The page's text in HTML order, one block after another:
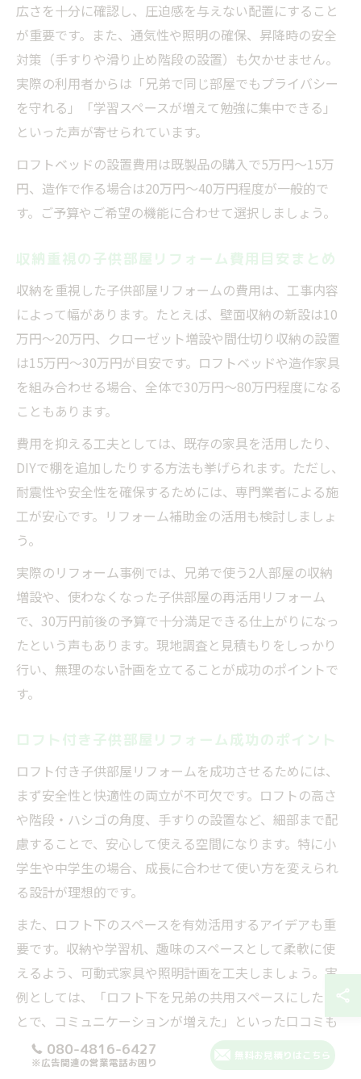
広さを十分に確認し、圧迫感を与えない配置にすること
が重要です。また、通気性や照明の確保、昇降時の安全
対策（手すりや滑り止め階段の設置）も欠かせません。
実際の利用者からは「兄弟で同じ部屋でもプライバシー
を守れる」「学習スペースが増えて勉強に集中できる」
といった声が寄せられています。
ロフトベッドの設置費用は既製品の購入で5万円～15万
円、造作で作る場合は20万円～40万円程度が一般的で
す。ご予算やご希望の機能に合わせて選択しましょう。
収納重視の子供部屋リフォーム費用目安まとめ
収納を重視した子供部屋リフォームの費用は、工事内容
によって幅があります。たとえば、壁面収納の新設は10
万円～20万円、クローゼット増設や間仕切り収納の設置
は15万円～30万円が目安です。ロフトベッドや造作家具
を組み合わせる場合、全体で30万円～80万円程度になる
こともあります。
費用を抑える工夫としては、既存の家具を活用したり、
DIYで棚を追加したりする方法も挙げられます。ただし、
耐震性や安全性を確保するためには、専門業者による施
工が安心です。リフォーム補助金の活用も検討しましょ
う。
実際のリフォーム事例では、兄弟で使う2人部屋の収納
増設や、使わなくなった子供部屋の再活用リフォーム
で、30万円前後の予算で十分満足できる仕上がりになっ
たという声もあります。現地調査と見積もりをしっかり
行い、無理のない計画を立てることが成功のポイントで
す。
ロフト付き子供部屋リフォーム成功のポイント
ロフト付き子供部屋リフォームを成功させるためには、
まず安全性と快適性の両立が不可欠です。ロフトの高さ
や階段・ハシゴの角度、手すりの設置など、細部まで配
慮することで、安心して使える空間になります。特に小
学生や中学生の場合、成長に合わせて使い方を変えられ
る設計が理想的です。
また、ロフト下のスペースを有効活用するアイデアも重
要です。収納や学習机、趣味のスペースとして柔軟に使
えるよう、可動式家具や照明計画を工夫しましょう。実
例としては、「ロフト下を兄弟の共用スペースにしたこ
とで、コミュニケーションが増えた」といった口コミも
あります。
080-4816-6427
※広告関連の営業電話お困り
無料お見積りはこちら